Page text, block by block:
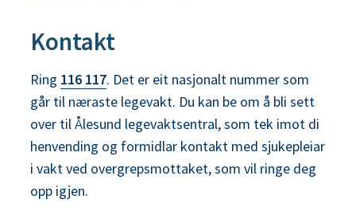
Kontakt
Ring 116 117. Det er eit nasjonalt nummer som
går til næraste legevakt. Du kan be om å bli sett
over til Ålesund legevaktsentral, som tek imot di
henvending og formidlar kontakt med sjukepleiar
i vakt ved overgrepsmottaket, som vil ringe deg
opp igjen.